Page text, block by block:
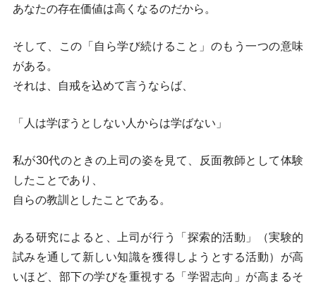
あなたの存在価値は高くなるのだから。
そして、この「自ら学び続けること」のもう一つの意味
がある。
それは、自戒を込めて言うならば、
「人は学ぼうとしない人からは学ばない」
私が30代のときの上司の姿を見て、反面教師として体験
したことであり、
自らの教訓としたことである。
ある研究によると、上司が行う「探索的活動」（実験的
試みを通して新しい知識を獲得しようとする活動）が高
いほど、部下の学びを重視する「学習志向」が高まるそ